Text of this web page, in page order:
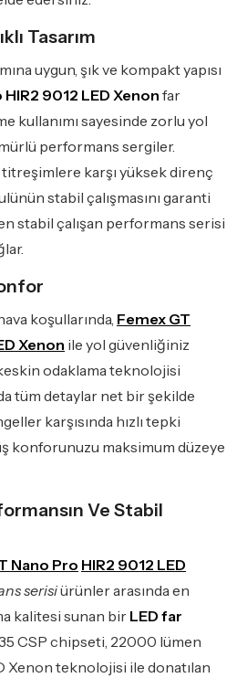
Tasarım
uygun, şık ve kompakt yapısı
9012 LED Xenon far
kullanımı sayesinde zorlu yol
performans sergiler.
karşı yüksek direnç
stabil çalışmasını garanti
stabil çalışan performans serisi
koşullarında, Femex GT
Xenon ile yol güvenliğiniz
keskin odaklama teknolojisi
tüm detaylar net bir şekilde
karşısında hızlı tepki
konforunuzu maksimum düzeye
Ve Stabil
Nano Pro HIR2 9012 LED
serisiürünler arasında en
kalitesi sunan bir LED far
CSP chipseti, 22000 lümen
Xenon teknolojisi ile donatılan